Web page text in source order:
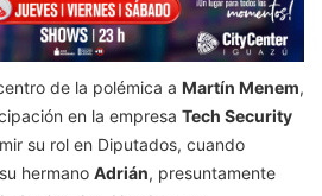
de la polémica a Martín Menem,
en la empresa Tech Security
su rol en Diputados, cuando
hermano Adrián, presuntamente